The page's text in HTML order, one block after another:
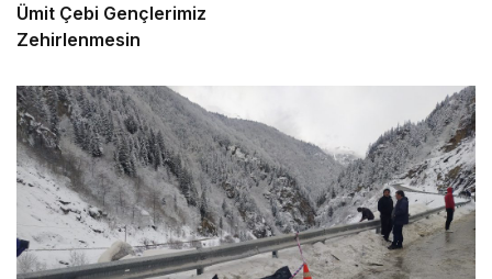
Ümit Çebi Gençlerimiz
Zehirlenmesin